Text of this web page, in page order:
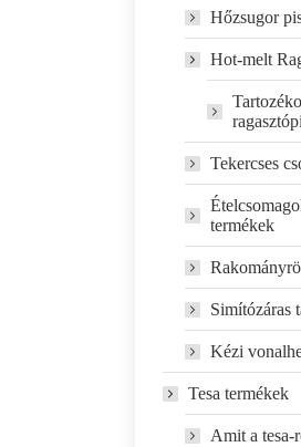
Hőzsugor
Hot-melt
Tekercses
termékek
Simítózáras
Kézi
Tesa termékek
Amit a